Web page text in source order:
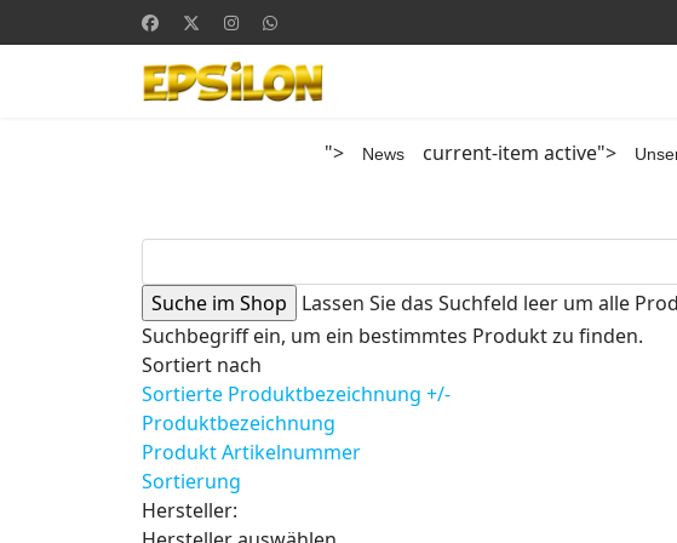
"> News current-item active">
Lassen Sie das Suchfeld leer um alle
Suchbegriff ein, um ein bestimmtes Produkt zu finden.
Sortiert nach
Sortierte Produktbezeichnung +/-
Produktbezeichnung
Produkt Artikelnummer
Sortierung
Hersteller: